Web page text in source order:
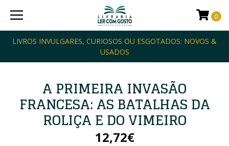
LIVROS INVULGARES, CURIOSOS OU ESGOTADOS: NOVOS &
USADOS
0
A PRIMEIRA INVASÃO
FRANCESA: AS BATALHAS DA
ROLIÇA E DO VIMEIRO
12,72€